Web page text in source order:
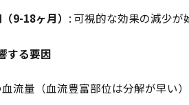
9-18ヶ月） : 可視的な効果の減少が
する要因
流量（血流豊富部位は分解が早い）